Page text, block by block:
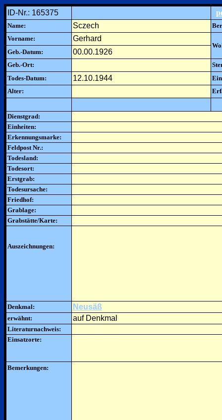
ID-Nr.: 165375
Name: Sczech
Vorname:
Gerhard
Geb.-Datum:
00.00.1926
Geb.-Ort:
Todes-Datum:
12.10.1944
Alter:
Dienstgrad:
Einheiten:
Erkennungsmarke:
Feldpost Nr.:
Todesland:
Todesort:
Erstgrab:
Todesursache:
Friedhof:
Grablage:
Grabstätte/Karte:
Auszeichnungen:
Denkmal: Neusäß
erwähnt: auf Denkmal
Literaturnachweis:
Einsatzorte:
Bemerkungen: